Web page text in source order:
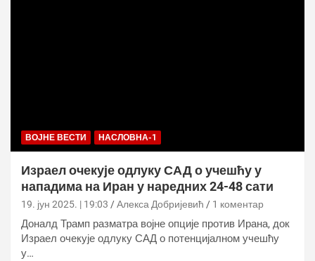
ВОЈНЕ ВЕСТИ НАСЛОВНА-1
Израел очекује одлуку САД о учешћу у
нападима на Иран у наредних 24-48 сати
19. јун 2025. | 19:03 Алекса Добријевић 1 коментар
Доналд Трамп разматра војне опције против Ирана, док
Израел очекује одлуку САД о потенцијалном учешћу
у…